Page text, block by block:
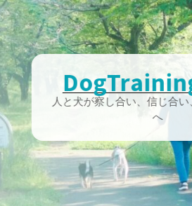
Skip
to
content
人と犬が察し合い、信じ合
へ